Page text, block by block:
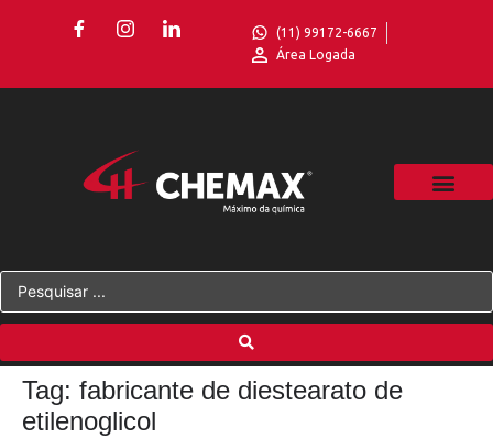
(11) 99172-6667
Área Logada
Tag: fabricante de diestearato de
etilenoglicol